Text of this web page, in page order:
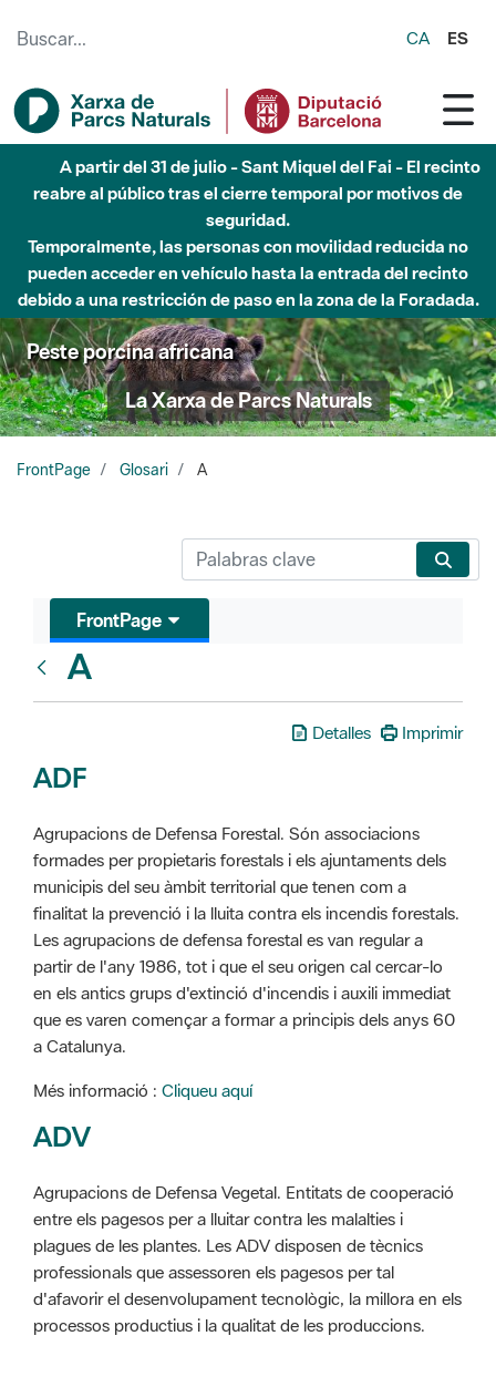
CA ES
A partir del 31 de julio - Sant Miquel del Fai - El recinto
reabre al público tras el cierre temporal por motivos de
seguridad.
Temporalmente, las personas con movilidad reducida no
pueden acceder en vehículo hasta la entrada del recinto
debido a una restricción de paso en la zona de la Foradada.
Peste porcina africana
La Xarxa de Parcs Naturals
FrontPage Glosari A
FrontPage
A
Detalles Imprimir
ADF
Agrupacions de Defensa Forestal. Són associacions
formades per propietaris forestals i els ajuntaments dels
municipis del seu àmbit territorial que tenen com a
finalitat la prevenció i la lluita contra els incendis forestals.
Les agrupacions de defensa forestal es van regular a
partir de l'any 1986, tot i que el seu origen cal cercar-lo
en els antics grups d'extinció d'incendis i auxili immediat
que es varen començar a formar a principis dels anys 60
a Catalunya.
Més informació : Cliqueu aquí
ADV
Agrupacions de Defensa Vegetal. Entitats de cooperació
entre els pagesos per a lluitar contra les malalties i
plagues de les plantes. Les ADV disposen de tècnics
professionals que assessoren els pagesos per tal
d'afavorir el desenvolupament tecnològic, la millora en els
processos productius i la qualitat de les produccions.